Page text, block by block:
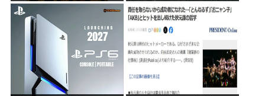
が発表される！